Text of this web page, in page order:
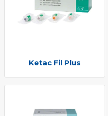
Ketac Fil Plus